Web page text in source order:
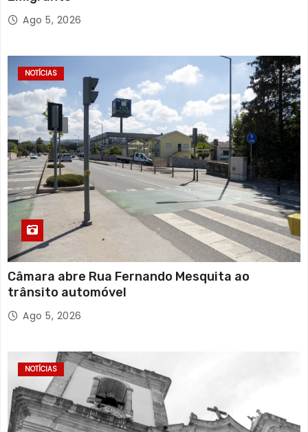
Ago 5, 2026
NOTÍCIAS
Câmara abre Rua Fernando Mesquita ao
trânsito automóvel
Ago 5, 2026
NOTÍCIAS